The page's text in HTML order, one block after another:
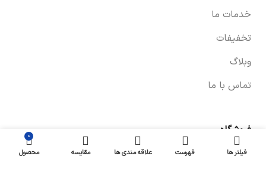
خدمات ما
تخفیفات
وبلاگ
تماس با ما
فروشگاه
صفحه فروشگاه
فیلتر ها فهرست علاقه مندی ها مقایسه
۰
محصول